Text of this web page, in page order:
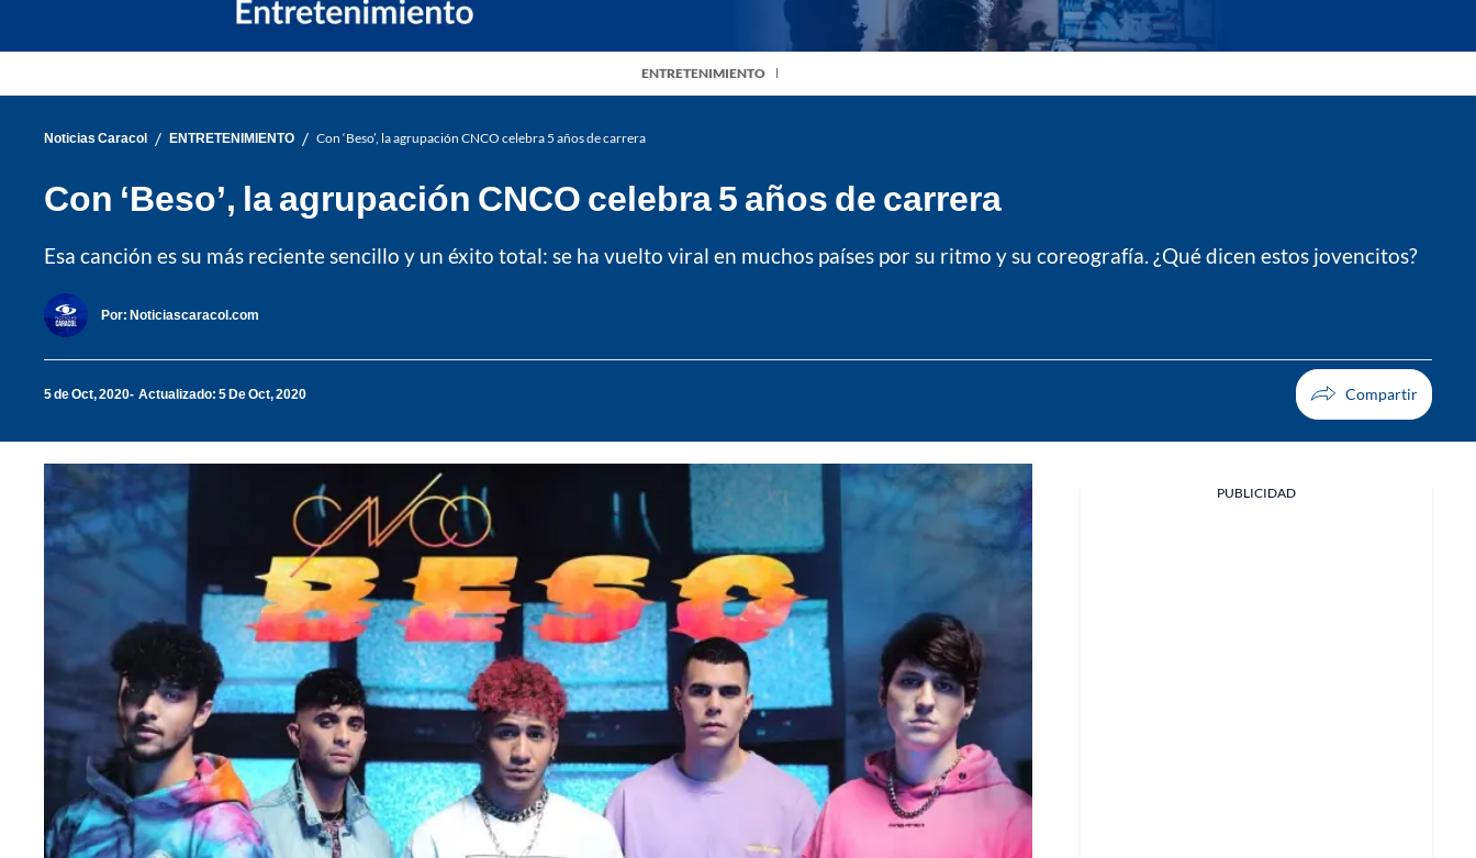
ENTRETENIMIENTO
Noticias Caracol / ENTRETENIMIENTO / Con ‘Beso’, la agrupación CNCO celebra 5 años de carrera
Con ‘Beso’, la agrupación CNCO celebra 5 años de carrera
Esa canción es su más reciente sencillo y un éxito total: se ha vuelto viral en muchos países por su ritmo y su coreografía. ¿Qué dicen estos jovencitos?
Por: Noticiascaracol.com
5 de Oct, 2020 Actualizado: 5 De Oct, 2020
PUBLICIDAD